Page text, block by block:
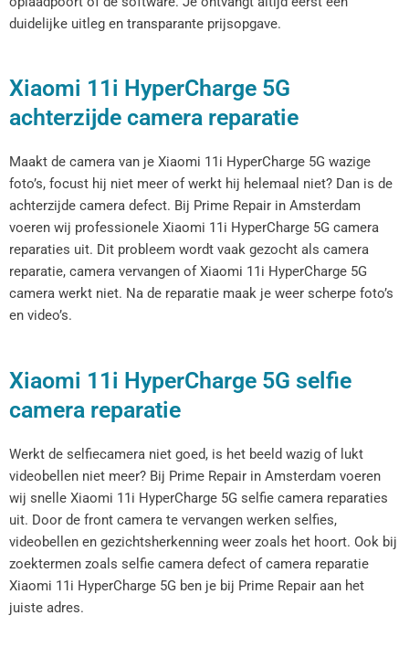
duidelijke uitleg en transparante prijsopgave.
Xiaomi 11i HyperCharge 5G
achterzijde camera reparatie
Maakt de camera van je Xiaomi 11i HyperCharge 5G wazige
foto’s, focust hij niet meer of werkt hij helemaal niet? Dan is de
achterzijde camera defect. Bij Prime Repair in Amsterdam
voeren wij professionele Xiaomi 11i HyperCharge 5G camera
reparaties uit. Dit probleem wordt vaak gezocht als camera
reparatie, camera vervangen of Xiaomi 11i HyperCharge 5G
camera werkt niet. Na de reparatie maak je weer scherpe foto’s
en video’s.
Xiaomi 11i HyperCharge 5G selfie
camera reparatie
Werkt de selfiecamera niet goed, is het beeld wazig of lukt
videobellen niet meer? Bij Prime Repair in Amsterdam voeren
wij snelle Xiaomi 11i HyperCharge 5G selfie camera reparaties
uit. Door de front camera te vervangen werken selfies,
videobellen en gezichtsherkenning weer zoals het hoort. Ook bij
zoektermen zoals selfie camera defect of camera reparatie
Xiaomi 11i HyperCharge 5G ben je bij Prime Repair aan het
juiste adres.